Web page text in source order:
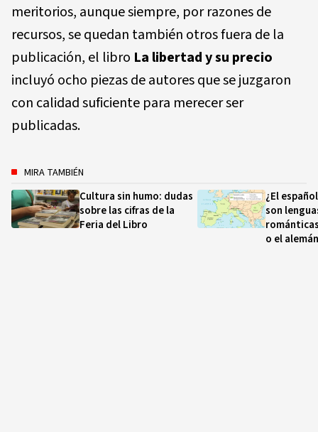
meritorios, aunque siempre, por razones de
recursos, se quedan también otros fuera de la
publicación, el libro La libertad y su precio
incluyó ocho piezas de autores que se juzgaron
con calidad suficiente para merecer ser
publicadas.
MIRA TAMBIÉN
Cultura sin humo: dudas
sobre las cifras de la
Feria del Libro
¿El
son
o el